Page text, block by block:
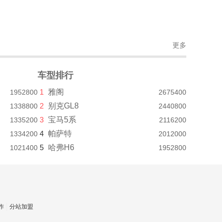
更多
1952800
1338800
1335200
1334200
1021400
车型排行
1 雅阁 2675400
2 别克GL8 2440800
3 宝马5系 2116200
4 帕萨特 2012000
5 哈弗H6 1952800
分站加盟